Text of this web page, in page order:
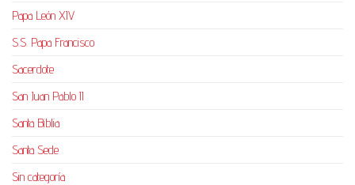
Papa León XIV
S.S. Papa Francisco
Sacerdote
San Juan Pablo II
Santa Biblia
Santa Sede
Sin categoría